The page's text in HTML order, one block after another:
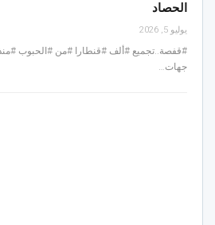
الحصاد
يوليو 5, 2026
#قفصة..تجميع #ألف #قنطارا #من #الحبوب
جهات…